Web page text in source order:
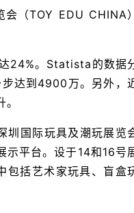
（TOY EDU CHINA）
24%。Statista的数据
达到4900万。另外，
圳国际玩具及潮玩展览
示平台。设于14和16号
包括艺术家玩具、盲盒